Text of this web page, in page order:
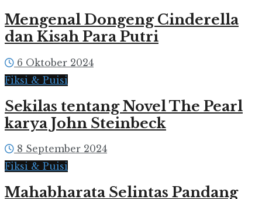
Mengenal Dongeng Cinderella
dan Kisah Para Putri
6 Oktober 2024
Fiksi & Puisi
Sekilas tentang Novel The Pearl
karya John Steinbeck
8 September 2024
Fiksi & Puisi
Mahabharata Selintas Pandang